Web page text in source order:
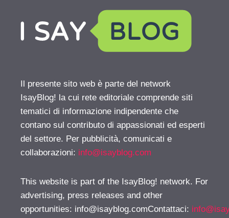
Il presente sito web è parte del network
IsayBlog! la cui rete editoriale comprende siti
tematici di informazione indipendente che
contano sul contributo di appassionati ed esperti
del settore. Per pubblicità, comunicati e
collaborazioni: info@isayblog.com
This website is part of the IsayBlog! network. For
advertising, press releases and other
opportunities: info@isayblog.comContattaci: